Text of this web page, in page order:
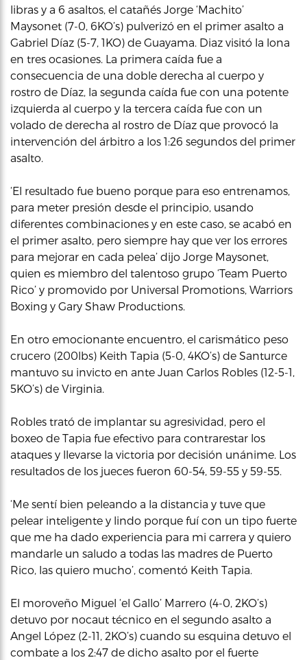
libras y a 6 asaltos, el catañés Jorge ‘Machito’
Maysonet (7-0, 6KO’s) pulverizó en el primer asalto a
Gabriel Díaz (5-7, 1KO) de Guayama. Diaz visitó la lona
en tres ocasiones. La primera caída fue a
consecuencia de una doble derecha al cuerpo y
rostro de Díaz, la segunda caída fue con una potente
izquierda al cuerpo y la tercera caída fue con un
volado de derecha al rostro de Díaz que provocó la
intervención del árbitro a los 1:26 segundos del primer
asalto.
‘El resultado fue bueno porque para eso entrenamos,
para meter presión desde el principio, usando
diferentes combinaciones y en este caso, se acabó en
el primer asalto, pero siempre hay que ver los errores
para mejorar en cada pelea’ dijo Jorge Maysonet,
quien es miembro del talentoso grupo ‘Team Puerto
Rico’ y promovido por Universal Promotions, Warriors
Boxing y Gary Shaw Productions.
En otro emocionante encuentro, el carismático peso
crucero (200lbs) Keith Tapia (5-0, 4KO’s) de Santurce
mantuvo su invicto en ante Juan Carlos Robles (12-5-1,
5KO’s) de Virginia.
Robles trató de implantar su agresividad, pero el
boxeo de Tapia fue efectivo para contrarestar los
ataques y llevarse la victoria por decisión unánime. Los
resultados de los jueces fueron 60-54, 59-55 y 59-55.
‘Me sentí bien peleando a la distancia y tuve que
pelear inteligente y lindo porque fuí con un tipo fuerte
que me ha dado experiencia para mi carrera y quiero
mandarle un saludo a todas las madres de Puerto
Rico, las quiero mucho’, comentó Keith Tapia.
El moroveño Miguel ‘el Gallo’ Marrero (4-0, 2KO’s)
detuvo por nocaut técnico en el segundo asalto a
Angel López (2-11, 2KO’s) cuando su esquina detuvo el
combate a los 2:47 de dicho asalto por el fuerte